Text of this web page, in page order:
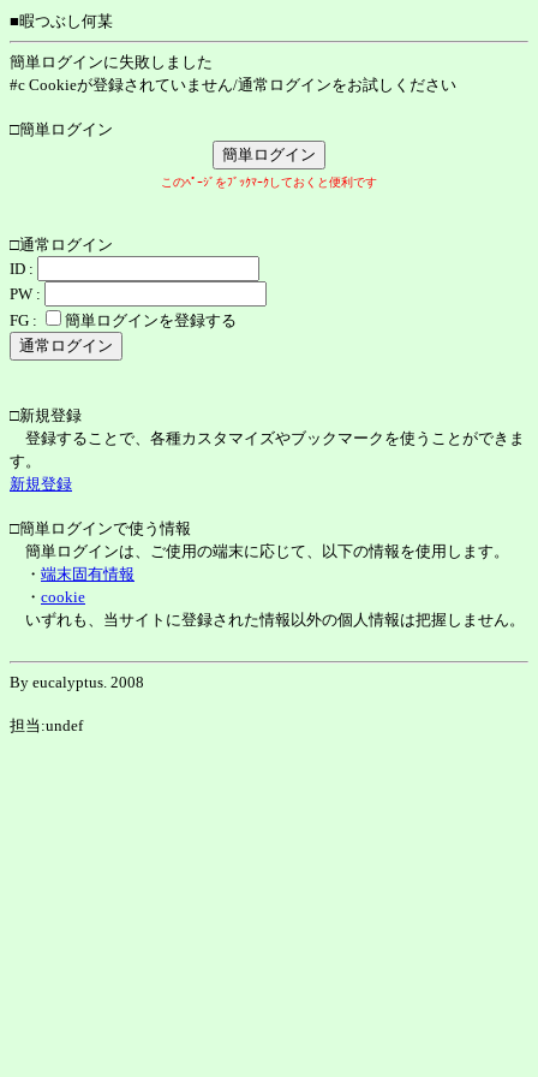
■暇つぶし何某
簡単ログインに失敗しました
#c Cookieが登録されていません/通常ログインをお試しください
□簡単ログイン
このﾍﾟｰｼﾞをﾌﾞｯｸﾏｰｸしておくと便利です
□通常ログイン
ID :
PW :
FG :
簡単ログインを登録する
□新規登録
登録することで、各種カスタマイズやブックマークを使うことができま
す。
新規登録
□簡単ログインで使う情報
簡単ログインは、ご使用の端末に応じて、以下の情報を使用します。
・ 端末固有情報
・ cookie
いずれも、当サイトに登録された情報以外の個人情報は把握しません。
By eucalyptus. 2008
担当:undef